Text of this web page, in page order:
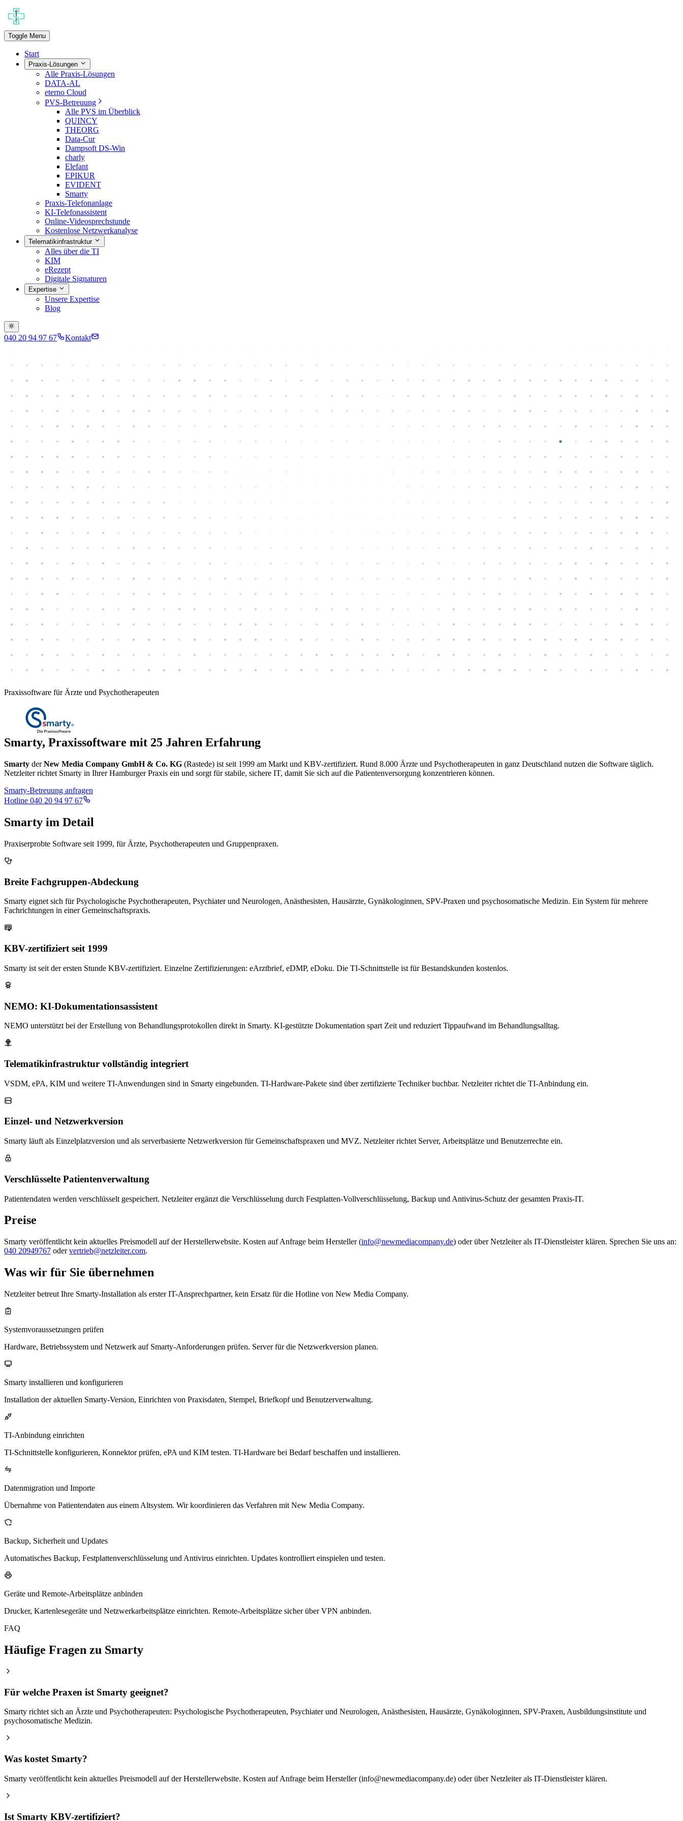
Toggle Menu
Start
Praxis-Lösungen
Alle Praxis-Lösungen
DATA-AL
eterno Cloud
PVS-Betreuung
Alle PVS im Überblick
QUINCY
THEORG
Data-Cur
Dampsoft DS-Win
charly
Elefant
EPIKUR
EVIDENT
Smarty
Praxis-Telefonanlage
KI-Telefonassistent
Online-Videosprechstunde
Kostenlose Netzwerkanalyse
Telematikinfrastruktur
Alles über die TI
KIM
eRezept
Digitale Signaturen
Expertise
Unsere Expertise
Blog
040 20 94 97 67 Kontakt
Praxissoftware für Ärzte und Psychotherapeuten
Smarty, Praxissoftware mit 25 Jahren Erfahrung
Smarty derNew Media Company GmbH & Co. KG (Rastede) ist seit 1999 am Markt und KBV-zertifiziert. Rund 8.000 Ärzte und Psychotherapeuten in ganz Deutschland nutzen die Software täglich.
Netzleiter richtet Smarty in Ihrer Hamburger Praxis ein und sorgt für stabile, sichere IT, damit Sie sich auf die Patientenversorgung konzentrieren können.
Smarty-Betreuung anfragen
Hotline 040 20 94 97 67
Smarty im Detail
Praxiserprobte Software seit 1999, für Ärzte, Psychotherapeuten und Gruppenpraxen.
Breite Fachgruppen-Abdeckung
Smarty eignet sich für Psychologische Psychotherapeuten, Psychiater und Neurologen, Anästhesisten, Hausärzte, Gynäkologinnen, SPV-Praxen und psychosomatische Medizin. Ein System für mehrere
Fachrichtungen in einer Gemeinschaftspraxis.
KBV-zertifiziert seit 1999
Smarty ist seit der ersten Stunde KBV-zertifiziert. Einzelne Zertifizierungen: eArztbrief, eDMP, eDoku. Die TI-Schnittstelle ist für Bestandskunden kostenlos.
NEMO: KI-Dokumentationsassistent
NEMO unterstützt bei der Erstellung von Behandlungsprotokollen direkt in Smarty. KI-gestützte Dokumentation spart Zeit und reduziert Tippaufwand im Behandlungsalltag.
Telematikinfrastruktur vollständig integriert
VSDM, ePA, KIM und weitere TI-Anwendungen sind in Smarty eingebunden. TI-Hardware-Pakete sind über zertifizierte Techniker buchbar. Netzleiter richtet die TI-Anbindung ein.
Einzel- und Netzwerkversion
Smarty läuft als Einzelplatzversion und als serverbasierte Netzwerkversion für Gemeinschaftspraxen und MVZ. Netzleiter richtet Server, Arbeitsplätze und Benutzerrechte ein.
Verschlüsselte Patientenverwaltung
Patientendaten werden verschlüsselt gespeichert. Netzleiter ergänzt die Verschlüsselung durch Festplatten-Vollverschlüsselung, Backup und Antivirus-Schutz der gesamten Praxis-IT.
Preise
Smarty veröffentlicht kein aktuelles Preismodell auf der Herstellerwebsite. Kosten auf Anfrage beim Hersteller (info@newmediacompany.de) oder über Netzleiter als IT-Dienstleister klären. Sprechen Sie uns an:
040 20949767 odervertrieb@netzleiter.com.
Was wir für Sie übernehmen
Netzleiter betreut Ihre Smarty-Installation als erster IT-Ansprechpartner, kein Ersatz für die Hotline von New Media Company.
Systemvoraussetzungen prüfen
Hardware, Betriebssystem und Netzwerk auf Smarty-Anforderungen prüfen. Server für die Netzwerkversion planen.
Smarty installieren und konfigurieren
Installation der aktuellen Smarty-Version, Einrichten von Praxisdaten, Stempel, Briefkopf und Benutzerverwaltung.
TI-Anbindung einrichten
TI-Schnittstelle konfigurieren, Konnektor prüfen, ePA und KIM testen. TI-Hardware bei Bedarf beschaffen und installieren.
Datenmigration und Importe
Übernahme von Patientendaten aus einem Altsystem. Wir koordinieren das Verfahren mit New Media Company.
Backup, Sicherheit und Updates
Automatisches Backup, Festplattenverschlüsselung und Antivirus einrichten. Updates kontrolliert einspielen und testen.
Geräte und Remote-Arbeitsplätze anbinden
Drucker, Kartenlesegeräte und Netzwerkarbeitsplätze einrichten. Remote-Arbeitsplätze sicher über VPN anbinden.
FAQ
Häufige Fragen zu Smarty
Für welche Praxen ist Smarty geeignet?
Smarty richtet sich an Ärzte und Psychotherapeuten: Psychologische Psychotherapeuten, Psychiater und Neurologen, Anästhesisten, Hausärzte, Gynäkologinnen, SPV-Praxen, Ausbildungsinstitute und
psychosomatische Medizin.
Was kostet Smarty?
Smarty veröffentlicht kein aktuelles Preismodell auf der Herstellerwebsite. Kosten auf Anfrage beim Hersteller (info@newmediacompany.de) oder über Netzleiter als IT-Dienstleister klären.
Ist Smarty KBV-zertifiziert?